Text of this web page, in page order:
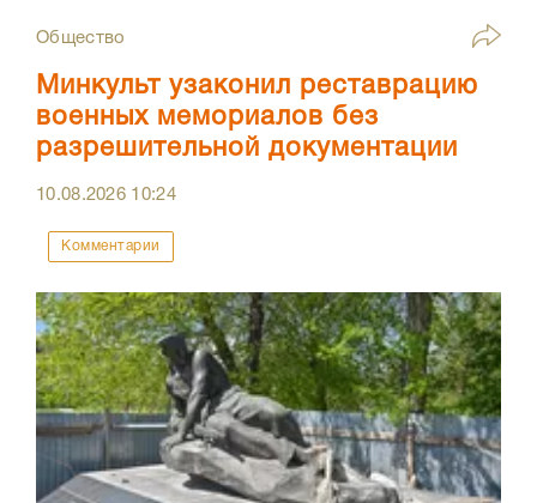
Общество
Минкульт узаконил реставрацию
военных мемориалов без
разрешительной документации
10.08.2026 10:24
Комментарии